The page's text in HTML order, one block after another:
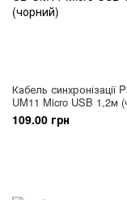
Кабель синхронізації
UM11 Micro USB 1,2м
109.00 грн